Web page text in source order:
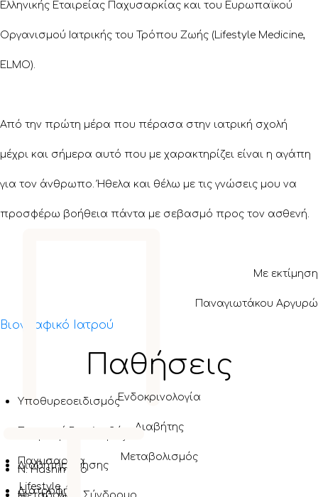
Ελληνικής Εταιρείας Παχυσαρκίας και του Ευρωπαϊκού
Οργανισμού Ιατρικής του Τρόπου Ζωής (Lifestyle Medicine,
ELMO).
Από την πρώτη μέρα που πέρασα στην ιατρική σχολή
μέχρι και σήμερα αυτό που με χαρακτηρίζει είναι η αγάπη
για τον άνθρωπο. Ήθελα και θέλω με τις γνώσεις μου να
προσφέρω βοήθεια πάντα με σεβασμό προς τον ασθενή.
Με εκτίμηση
Παναγιωτάκου Αργυρώ
Βιογραφικό Ιατρού
Π
Παθήσεις
Ενδοκρινολογία
Υποθυρεοειδισμός
Ν. Hashimoto
Διαβήτης
Διαβήτης Κύησης
Μεταβολισμός
Παχυσαρκία
Lifestyle
Διατροφή